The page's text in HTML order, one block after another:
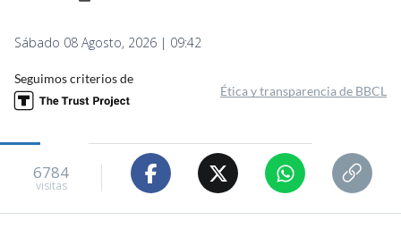
Sábado 08 Agosto, 2026 | 09:42
Seguimos criterios de
Ética y transparencia de BBCL
6784
visitas